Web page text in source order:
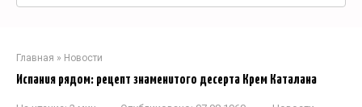
Главная » Новости
Испания рядом: рецепт знаменитого десерта Крем Каталана